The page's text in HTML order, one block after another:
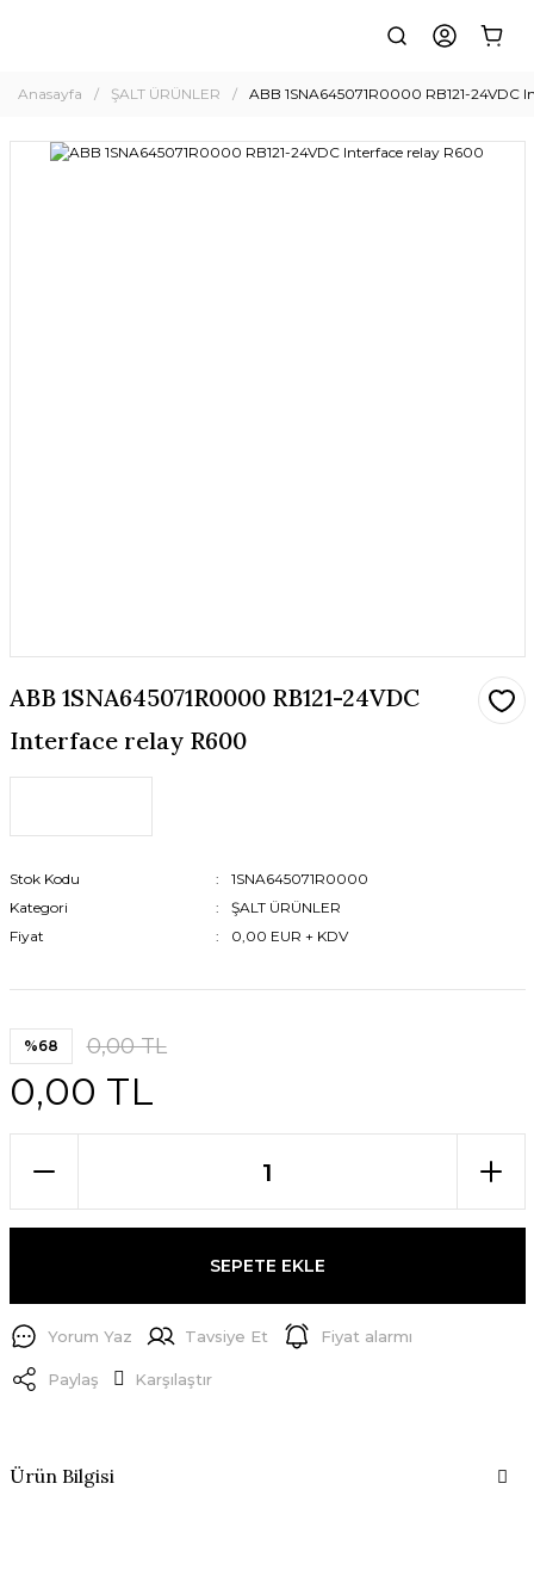
Anasayfa ŞALT ÜRÜNLER ABB 1SNA645071R0000 RB121-24VDC
ABB 1SNA645071R0000 RB121-24VDC
Interface relay R600
Stok Kodu
1SNA645071R0000
Kategori
ŞALT ÜRÜNLER
Fiyat
0,00 EUR + KDV
%68 0,00 TL
0,00 TL
SEPETE EKLE
Yorum Yaz Tavsiye Et Fiyat alarmı
Paylaş Karşılaştır
Ürün Bilgisi